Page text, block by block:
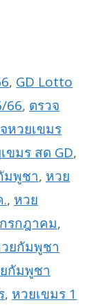
, GD Lotto
66, ตรวจ
หวยเขมร
ขมร สด GD,
มพูชา, หวย
, หวย
รกฎาคม,
ยกัมพูชา
กัมพูชา
, หวยเขมร 1